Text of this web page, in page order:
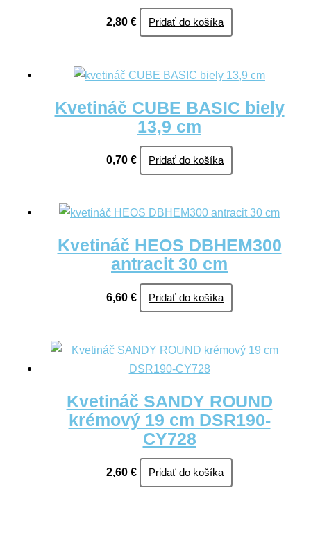
2,80 € Pridať do košíka
Kvetináč CUBE BASIC biely
13,9 cm
0,70 € Pridať do košíka
Kvetináč HEOS DBHEM300
antracit 30 cm
6,60 € Pridať do košíka
Kvetináč SANDY ROUND
krémový 19 cm DSR190-
CY728
2,60 € Pridať do košíka